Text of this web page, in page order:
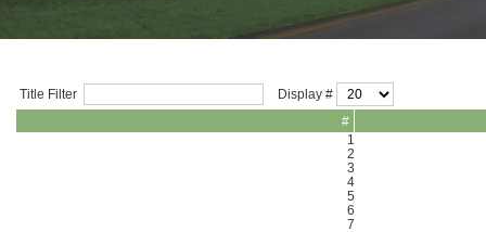
Title Filter Display #
#
1
2
3
4
5
6
7